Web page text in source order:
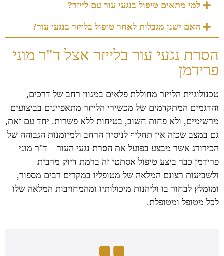
למי מתאים טיפול בנגעי עור עם לייזר?
האם ישנן מגבלות לאחר טיפול בלייזר בנגעי עור?
הסרת נגעי עור בלייזר אצל ד"ר מוני
פרידמן
טכנולוגיית הלייזר מחוללת פלאים במגוון רחב של דרכים,
והדגמים המתקדמים של מכשירי הלייזר מתאפיינים בביצועים
מרשימים, ולא פחות חשוב, בטיחות ללא פשרות. יחד עם זאת,
גם במצב שכזה אין תחליף לניסיון הרחב ולמיומנות הגבוהה של
הכירורג אשר מבצע בפועל את הסרת נגעי העור – ד"ר מוני
פרידמן כבר ביצע טיפול אסתטי זה ברמת דיוק מרבית
ולשביעות רצונם המלאה של מטופליו במקרים רבים מספור,
ומומלץ לבחור בו וליהנות מיכולותיו ומהמחויבות המלאה שלו
לכל מטופל ומטופלת.